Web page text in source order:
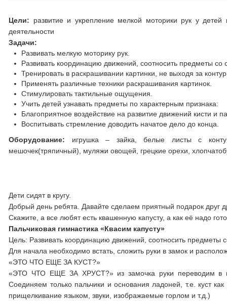
Цели: развитие и укрепление мелкой моторики рук у
деятельности
Задачи:
Развивать мелкую моторику рук.
Развивать координацию движений, соотносить предметы
Тренировать в раскрашивании картинки, не выходя за
Применять различные техники раскрашивания картинок.
Стимулировать тактильные ощущения.
Учить детей узнавать предметы по характерным признака:
Благоприятное воздействие на развитие движений кисти и
Воспитывать стремление доводить начатое дело до конца.
Оборудование: игрушка – зайка, белые листы с
мешочек(тряпичный), муляжи овощей, грецкие орехи,
Дети сидят в кругу.
Добрый день ребята. Давайте сделаем приятный подарок друг
Скажите, а все любят есть квашенную капусту, а как её надо
Пальчиковая гимнастика «Квасим капусту»
Цель: Развивать координацию движений, соотносить предметы
Для начала необходимо встать, сложить руки в замок и
«ЭТО ЧТО ЕЩЕ ЗА КУСТ?»
«ЭТО ЧТО ЕЩЕ ЗА ХРУСТ?» из замочка руки переводим в
Соединяем только пальчики и основания ладоней, т.е. куст
прищелкивание языком, звуки, изображаемые горлом и т.д.)